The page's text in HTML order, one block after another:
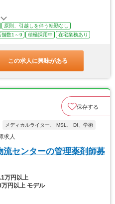
原則、引越しを伴う転勤なし
舗数1～9 積極採用中 在宅業務あり
この求人に興味がある
保存する
メディカルライター、 MSL、 DI、学術
求人
流センターの管理薬剤師募
万円以上
万円以上 モデル